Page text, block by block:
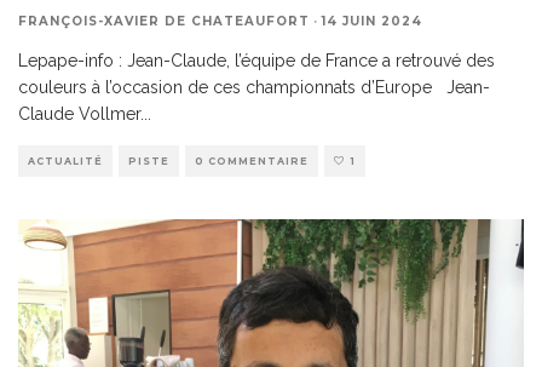
FRANÇOIS-XAVIER DE CHATEAUFORT · 14 JUIN 2024
Lepape-info : Jean-Claude, l’équipe de France a retrouvé des
couleurs à l’occasion de ces championnats d’Europe Jean-
Claude Vollmer...
ACTUALITÉ PISTE 0 COMMENTAIRE 1